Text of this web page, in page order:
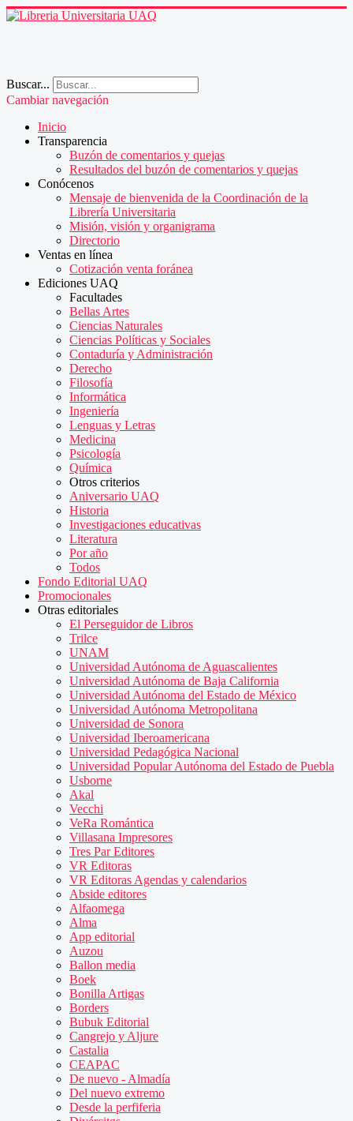
Buscar...
Cambiar navegación
Inicio
Transparencia
Buzón de comentarios y quejas
Resultados del buzón de comentarios y quejas
Conócenos
Mensaje de bienvenida de la Coordinación de la
Librería Universitaria
Misión, visión y organigrama
Directorio
Ventas en línea
Cotización venta foránea
Ediciones UAQ
Facultades
Bellas Artes
Ciencias Naturales
Ciencias Políticas y Sociales
Contaduría y Administración
Derecho
Filosofía
Informática
Ingeniería
Lenguas y Letras
Medicina
Psicología
Química
Otros criterios
Aniversario UAQ
Historia
Investigaciones educativas
Literatura
Por año
Todos
Fondo Editorial UAQ
Promocionales
Otras editoriales
El Perseguidor de Libros
Trilce
UNAM
Universidad Autónoma de Aguascalientes
Universidad Autónoma de Baja California
Universidad Autónoma del Estado de México
Universidad Autónoma Metropolitana
Universidad de Sonora
Universidad Iberoamericana
Universidad Pedagógica Nacional
Universidad Popular Autónoma del Estado de Puebla
Usborne
Akal
Vecchi
VeRa Romántica
Villasana Impresores
Tres Par Editores
VR Editoras
VR Editoras Agendas y calendarios
Abside editores
Alfaomega
Alma
App editorial
Auzou
Ballon media
Boek
Bonilla Artigas
Borders
Bubuk Editorial
Cangrejo y Aljure
Castalia
CEAPAC
De nuevo - Almadía
Del nuevo extremo
Desde la perfiferia